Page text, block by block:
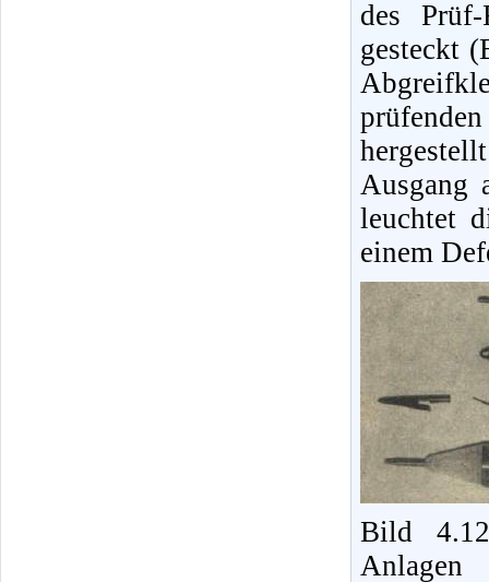
des
gesteckt
Ausgang
leuchtet
einem
Bild
Anlagen